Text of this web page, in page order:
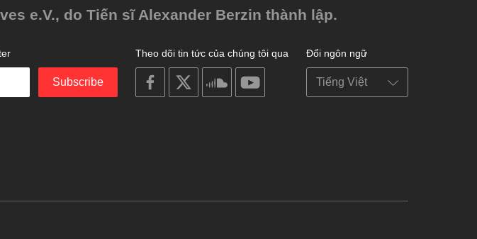
e.V., do Tiến sĩ Alexander Berzin thành lập.
Đổi ngôn ngữ
Theo dõi tin tức của chúng tôi qua
on
facebook
on
on
soundcloud
Subscribe